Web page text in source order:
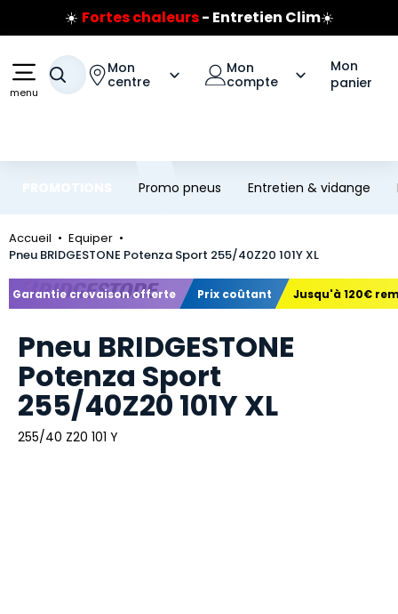
Aller au contenu principal
Aller à la navigation
☀️ Fortes chaleurs- Entretien Clim☀️
Prix coûtant pneus Bridgestone
Jusqu'à 120€ remboursés
sur les pneus Bridgestone
menu
Votre recherche
Mon
centre
Mon
compte
Mon
panier
Promo pneus Entretien & vidange
Accueil
Equiper
Pneu BRIDGESTONE Potenza Sport 255/40Z20 101Y XL
Marque
Pneu BRIDGESTONE
Potenza Sport
255/40Z20 101Y XL
255/40 Z20 101 Y
Garantie crevaison offerte Prix coûtant Jusqu'à 120€